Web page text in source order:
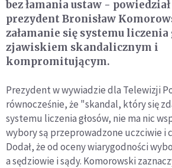
bez łamania ustaw -
prezydent Bronisław
załamanie się systemu liczenia
zjawiskiem skandalicznym i
kompromitującym.
Prezydent w wywiadzie dla Telewizji
równocześnie, że "skandal, który się
systemu liczenia głosów, nie ma nic
wybory są przeprowadzone uczciwie i
Dodał, że od oceny wiarygodności
a sędziowie i sądy. Komorowski